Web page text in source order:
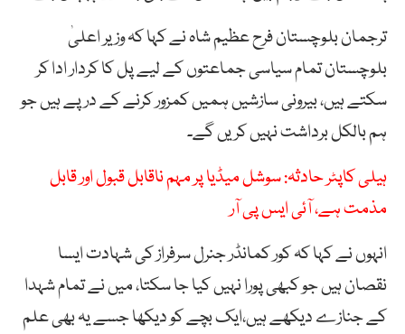
ترجمان بلوچستان فرح عظیم شاہ نے کہا کہ وزیر اعلیٰ
بلوچستان تمام سیاسی جماعتوں کے لیے پل کا کردار ادا کر
سکتے ہیں، بیرونی سازشیں ہمیں کمزور کرنے کے درپے ہیں جو
ہم بالکل برداشت نہیں کریں گے۔
ہیلی کاپٹر حادثہ: سوشل میڈیا پر مہم ناقابل قبول اور قابل
مذمت ہے، آئی ایس پی آر
انہوں نے کہا کہ کور کمانڈر جنرل سرفراز کی شہادت ایسا
نقصان ہیں جو کبھی پورا نہیں کیا جا سکتا، میں نے تمام شہدا
کے جنازے دیکھے ہیں،ایک بچے کو دیکھا جسے یہ بھی علم